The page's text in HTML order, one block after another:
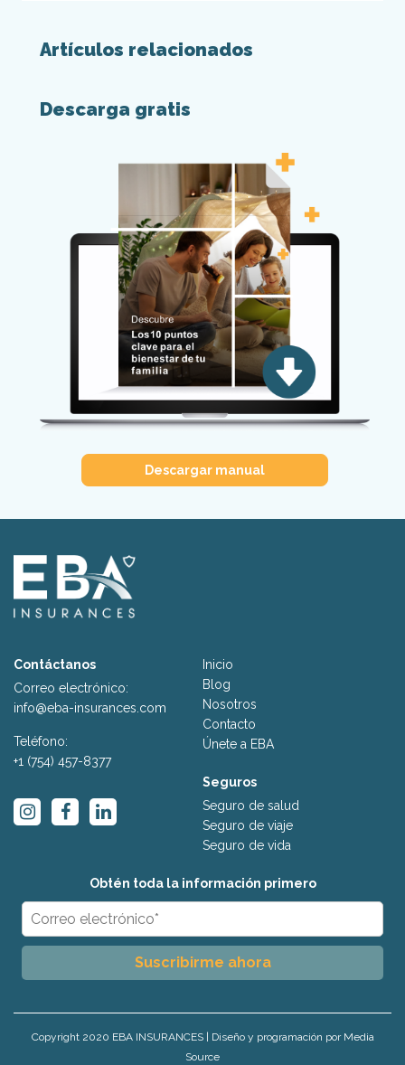
Artículos relacionados
Descarga gratis
Descargar manual
Contáctanos
Correo electrónico:
info@eba-insurances.com
Teléfono:
+1 (754) 457-8377
Inicio
Blog
Nosotros
Contacto
Únete a EBA
Seguros
Seguro de salud
Seguro de viaje
Seguro de vida
Obtén toda la información primero
Copyright 2020 EBA INSURANCES | Diseño y programación por Media
Source